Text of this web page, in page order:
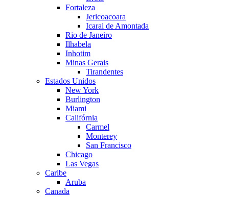
Fortaleza
Jericoacoara
Icarai de Amontada
Rio de Janeiro
Ilhabela
Inhotim
Minas Gerais
Tirandentes
Estados Unidos
New York
Burlington
Miami
Califórnia
Carmel
Monterey
San Francisco
Chicago
Las Vegas
Caribe
Aruba
Canada